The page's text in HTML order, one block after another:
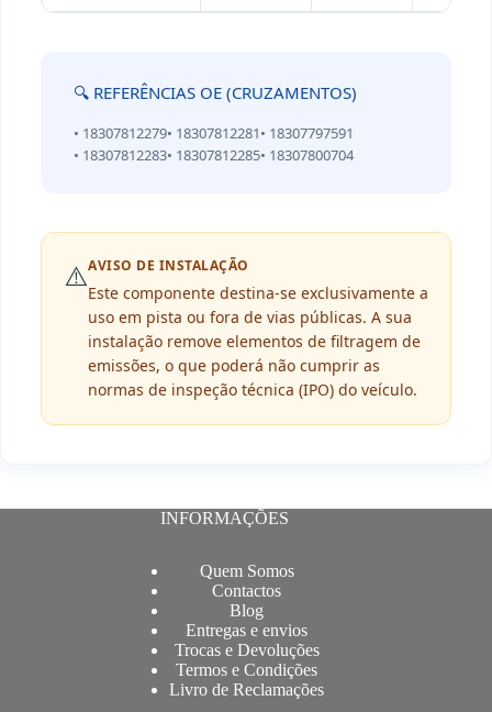
🔍 REFERÊNCIAS OE (CRUZAMENTOS)
• 18307812279• 18307812281• 18307797591
• 18307812283• 18307812285• 18307800704
⚠️AVISO DE INSTALAÇÃO
Este componente destina-se exclusivamente a
uso em pista ou fora de vias públicas. A sua
instalação remove elementos de filtragem de
emissões, o que poderá não cumprir as
normas de inspeção técnica (IPO) do veículo.
INFORMAÇÕES
Quem Somos
Contactos
Blog
Entregas e envios
Trocas e Devoluções
Termos e Condições
Livro de Reclamações